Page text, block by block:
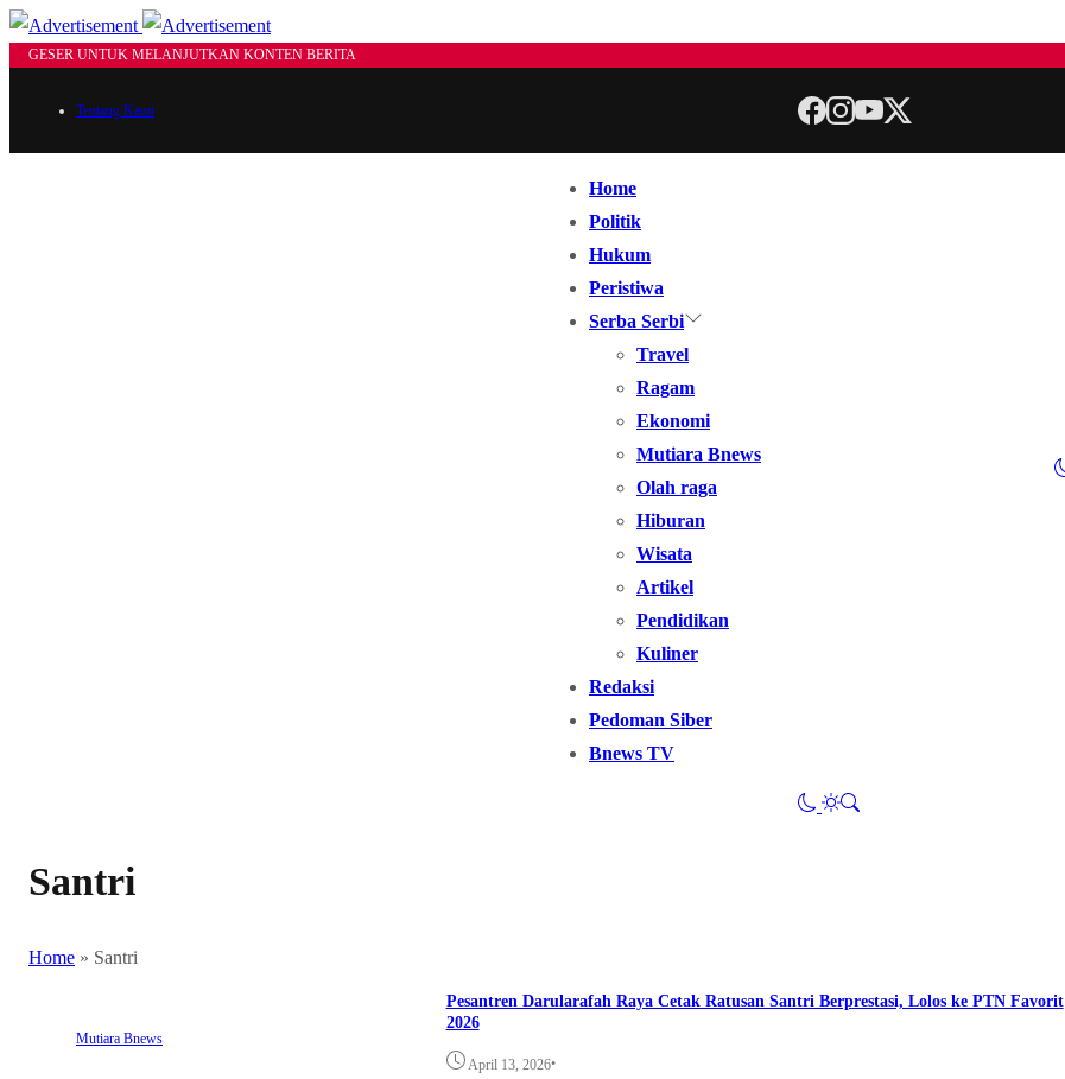
GESER UNTUK MELANJUTKAN KONTEN BERITA
Tentang Kami
Home
Politik
Hukum
Peristiwa
Serba Serbi
Travel
Ragam
Ekonomi
Mutiara Bnews
Olah raga
Hiburan
Wisata
Artikel
Pendidikan
Kuliner
Redaksi
Pedoman Siber
Bnews TV
Santri
Home » Santri
Mutiara Bnews
Pesantren Darularafah Raya Cetak Ratusan Santri Berprestasi, Lolos ke PTN Favorit
2026
April 13, 2026•